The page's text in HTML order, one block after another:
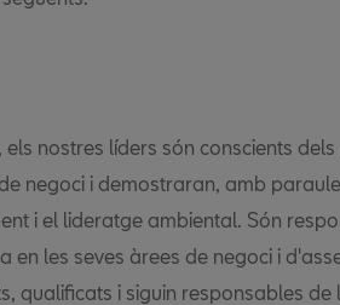
nostres líders són conscients dels
negoci i demostraran, amb
i el lideratge ambiental. Són
en les seves àrees de negoci i
qualificats i siguin responsables de